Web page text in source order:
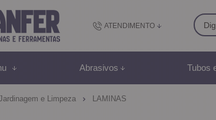
ATENDIMENTO
(48) 2102-9500
(48)
sac@canfer.com.br
Abrasivos Tubos
e Limpeza LAMINAS